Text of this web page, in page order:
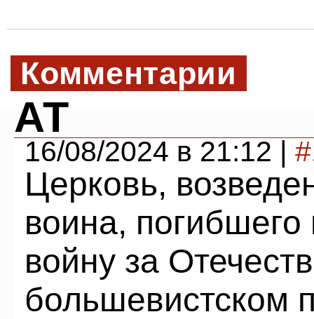
Комментарии
АТ
16/08/2024 в 21:12 |
Церковь,
воина,
войну за
большевистском